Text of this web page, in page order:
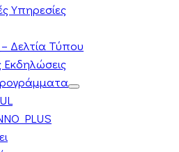
Υπηρεσίες
Δελτία Τύπου
Εκδηλώσεις
PLUS